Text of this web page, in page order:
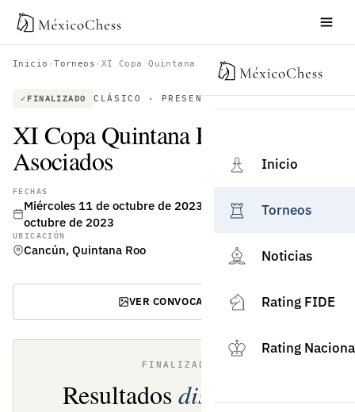
Inicio
Torneos
Noticias
Rating FIDE
Rating
Inicio ›Torneos › XI Copa Quintana Roo Cámara & Asociados
FINALIZADO CLÁSICO · PRESENCIAL · RATING FIDE
XI Copa Quintana Roo Cámara &
Asociados
FECHAS
Miércoles 11 de octubre de 2023 – Domingo 15 de
octubre de 2023
UBICACIÓN
Cancún, Quintana Roo
VER CONVOCATORIA
FINALIZADO
Resultados disponibles